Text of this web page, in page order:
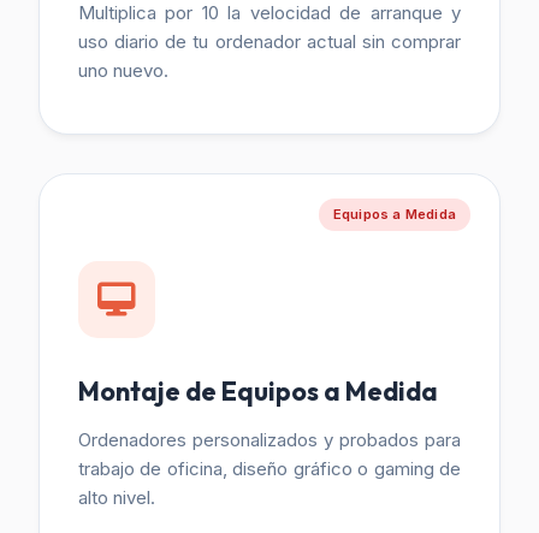
Multiplica por 10 la velocidad de arranque y
uso diario de tu ordenador actual sin comprar
uno nuevo.
Equipos a Medida
Montaje de Equipos a Medida
Ordenadores personalizados y probados para
trabajo de oficina, diseño gráfico o gaming de
alto nivel.